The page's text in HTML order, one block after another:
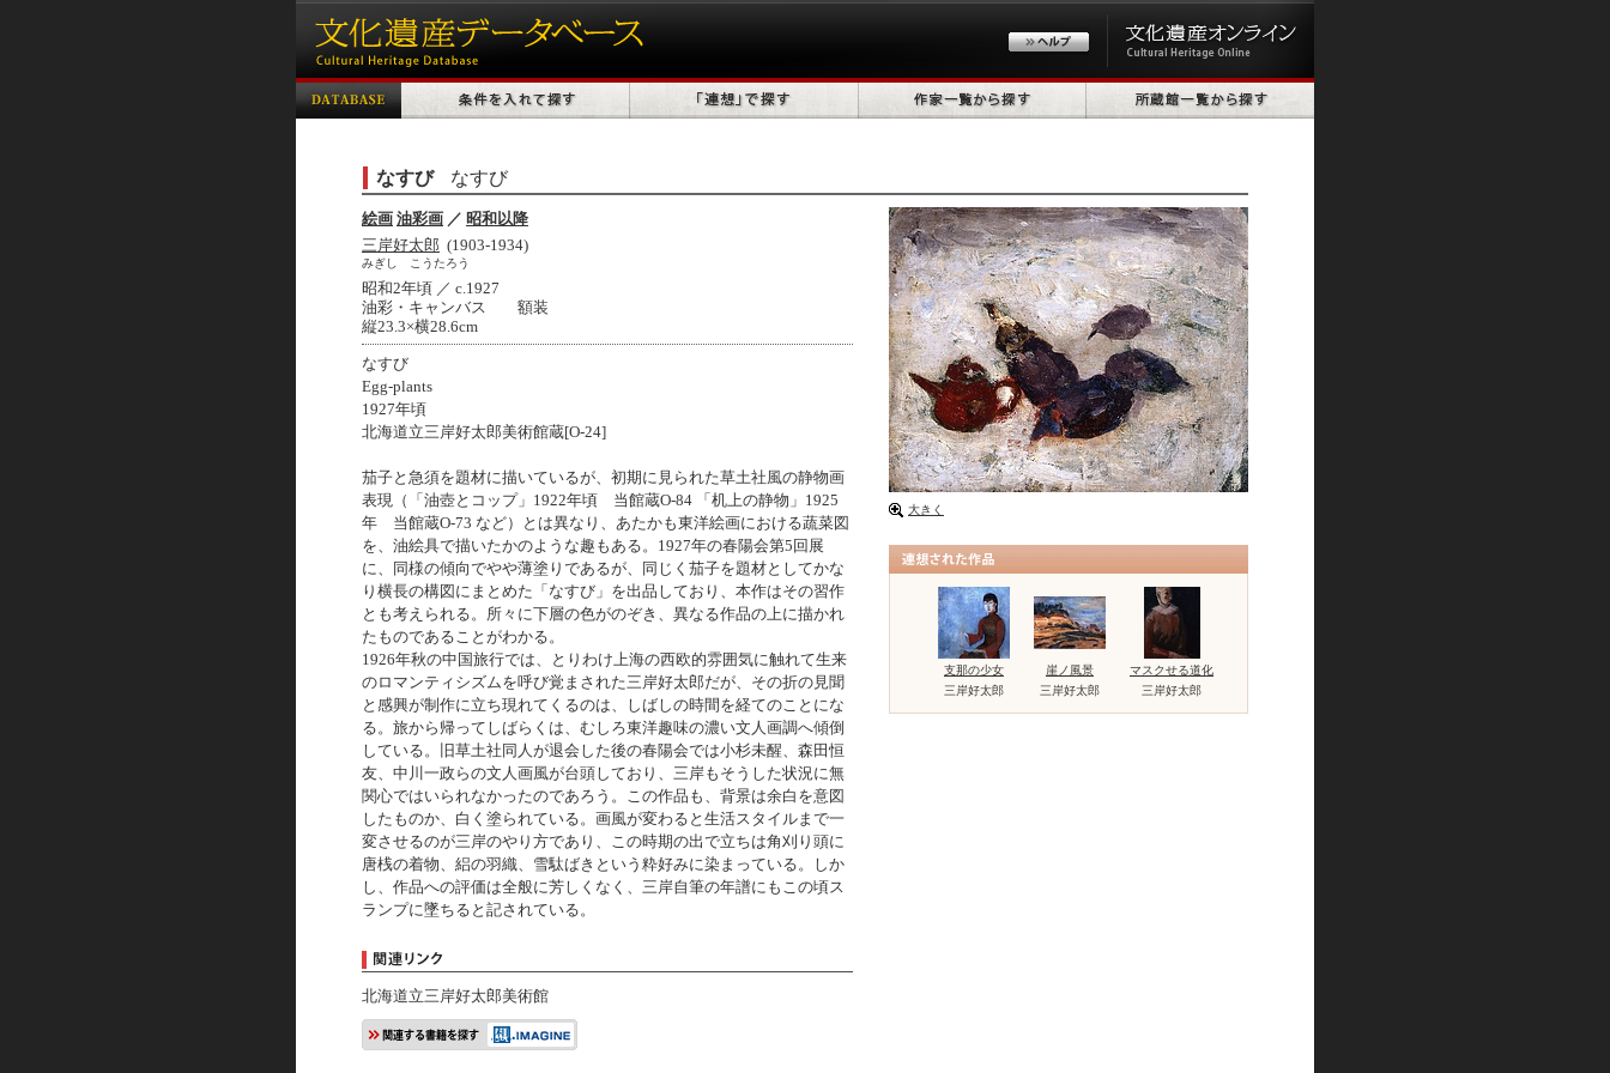
なすび なすび
絵画 油彩画 ／ 昭和以降
三岸好太郎 (1903-1934)
みぎし こうたろう
昭和2年頃 ／ c.1927
油彩・キャンバス 額装
縦23.3×横28.6cm
なすび
Egg-plants
1927年頃
北海道立三岸好太郎美術館蔵[O-24]
茄子と急須を題材に描いているが、初期に見られた草土社風の静物画
表現（「油壺とコップ」1922年頃 当館蔵O-84 「机上の静物」1925
年 当館蔵O-73 など）とは異なり、あたかも東洋絵画における蔬菜図
を、油絵具で描いたかのような趣もある。1927年の春陽会第5回展
に、同様の傾向でやや薄塗りであるが、同じく茄子を題材としてかな
り横長の構図にまとめた「なすび」を出品しており、本作はその習作
とも考えられる。所々に下層の色がのぞき、異なる作品の上に描かれ
たものであることがわかる。
1926年秋の中国旅行では、とりわけ上海の西欧的雰囲気に触れて生来
のロマンティシズムを呼び覚まされた三岸好太郎だが、その折の見聞
と感興が制作に立ち現れてくるのは、しばしの時間を経てのことにな
る。旅から帰ってしばらくは、むしろ東洋趣味の濃い文人画調へ傾倒
している。旧草土社同人が退会した後の春陽会では小杉未醒、森田恒
友、中川一政らの文人画風が台頭しており、三岸もそうした状況に無
関心ではいられなかったのであろう。この作品も、背景は余白を意図
したものか、白く塗られている。画風が変わると生活スタイルまで一
変させるのが三岸のやり方であり、この時期の出で立ちは角刈り頭に
唐桟の着物、絽の羽織、雪駄ばきという粋好みに染まっている。しか
し、作品への評価は全般に芳しくなく、三岸自筆の年譜にもこの頃ス
ランプに墜ちると記されている。
北海道立三岸好太郎美術館
大きく
支那の少女
三岸好太郎
崖ノ風景
三岸好太郎
マスクせる道化
三岸好太郎